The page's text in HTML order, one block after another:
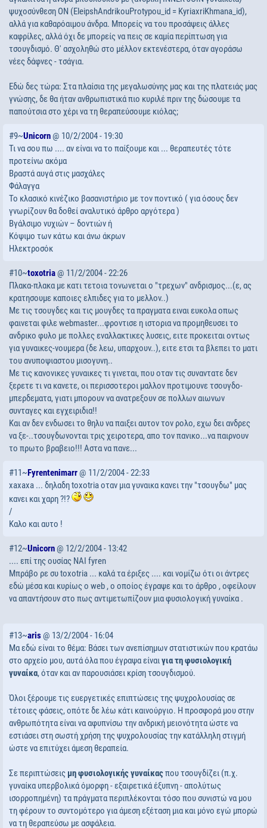
ψυχοσύνθεση ON (EleipshAndrikouProtypou_id = KyriaxriKhmana_id),
αλλά για καθαρόαιμου άνδρα. Μπορείς να του προσάψεις άλλες
καφρίλες, αλλά όχι δε μπορείς να πεις σε καμία περίπτωση για
τσουγδισμό. Θ' ασχοληθώ στο μέλλον εκτενέστερα, όταν αγοράσω
νέες δάφνες - τσάγια.
Εδώ δες τώρα: Στα πλαίσια της μεγαλωσύνης μας και της πλατειάς μας
γνώσης, δε θα ήταν ανθρωπιστικά πιο κυριλέ πριν της δώσουμε τα
παπούτσια στο χέρι να τη θεραπεύσουμε κιόλας;
#9~Unicorn@ 10/2/2004 - 19:30
Τι να σου πω .... αν είναι να το παίξουμε και ... θεραπευτές τότε
προτείνω ακόμα
Βραστά αυγά στις μασχάλες
Φάλαγγα
Το κλασικό κινέζικο βασανιστήριο με τον ποντικό ( για όσους δεν
γνωρίζουν θα δοθεί αναλυτικό άρθρο αργότερα )
Βγάλσιμο νυχιών – δοντιών ή
Κόψιμο των κάτω και άνω άκρων
Ηλεκτροσόκ
#10~toxotria @ 11/2/2004 - 22:26
Πλακα-πλακα με κατι τετοια τονωνεται ο "τρεχων" ανδρισμος...(ε, ας
κρατησουμε καποιες ελπιδες για το μελλον..)
Με τις τσουγδες και τις μουγδες τα πραγματα ειναι ευκολα οπως
φαινεται φιλε webmaster...φροντισε η ιστορια να προμηθευσει το
ανδρικο φυλο με πολλες εναλλακτικες λυσεις, ειτε προκειται οντως
για γυναικες-νουμερα (δε λεω, υπαρχουν..), ειτε ετσι τα βλεπει το ματι
του ανυποψιαστου μισογυνη..
Με τις κανονικες γυναικες τι γινεται, που οταν τις συναντατε δεν
ξερετε τι να κανετε, οι περισσοτεροι μαλλον προτιμουνε τσουγδο-
μπερδεματα, γιατι μπορουν να ανατρεξουν σε πολλων αιωνων
συνταγες και εγχειριδια!!
Και αν δεν ενδωσει το θηλυ να παιξει αυτον τον ρολο, εχω δει ανδρες
να ξε-..τσουγδωνονται τρις χειροτερα, απο τον πανικο...να παιρνουν
το πρωτο βραβειο!!! Αστα να πανε...
#11~ Fyrentenimarr@ 11/2/2004 - 22:33
xaxaxa ... δηλαδη toxotria οταν μια γυναικα κανει την "τσουγδω" μας
κανει και χαρη ?!?
/
Καλο και αυτο !
#12~Unicorn @ 12/2/2004 - 13:42
.... επί της ουσίας ΝΑΙ fyren
Μπράβο ρε συ toxotria ... καλά τα έριξες .... και νομίζω ότι οι άντρες
εδώ μέσα και κυρίως ο web , ο οποίος έγραψε και το άρθρο , οφείλουν
να απαντήσουν στο πως αντιμετωπίζουν μια φυσιολογική γυναίκα .
#13~aris@ 13/2/2004 - 16:04
Μα εδώ είναι το θέμα: Βάσει των ανεπίσημων στατιστικών που κρατάω
στο αρχείο μου, αυτά όλα που έγραψα είναιγια τη φυσιολογική
γυναίκα, όταν και αν παρουσιάσει κρίση τσουγδισμού.
Όλοι ξέρουμε τις ευεργετικές επιπτώσεις της ψυχρολουσίας σε
τέτοιες φάσεις, οπότε δε λέω κάτι καινούργιο. Η προσφορά μου στην
ανθρωπότητα είναι να αφυπνίσω την ανδρική μειονότητα ώστε να
εστιάσει στη σωστή χρήση της ψυχρολουσίας την κατάλληλη στιγμή
ώστε να επιτύχει άμεση θεραπεία.
Σε περιπτώσεις μη φυσιολογικής γυναίκαςπου τσουγδίζει (π.χ.
γυναίκα υπερβολικά όμορφη - εξαιρετικά έξυπνη - απολύτως
ισορροπημένη) τα πράγματα περιπλέκονται τόσο που συνιστώ να μου
τη φέρουν το συντομότερο για άμεση εξέταση μια και μόνο εγώ μπορώ
να τη θεραπεύσω με ασφάλεια.